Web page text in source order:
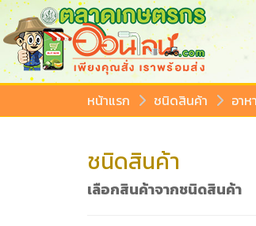
หน้าแรก ชนิดสินค้า อาห
ชนิดสินค้า
เลือกสินค้าจากชนิดสินค้า